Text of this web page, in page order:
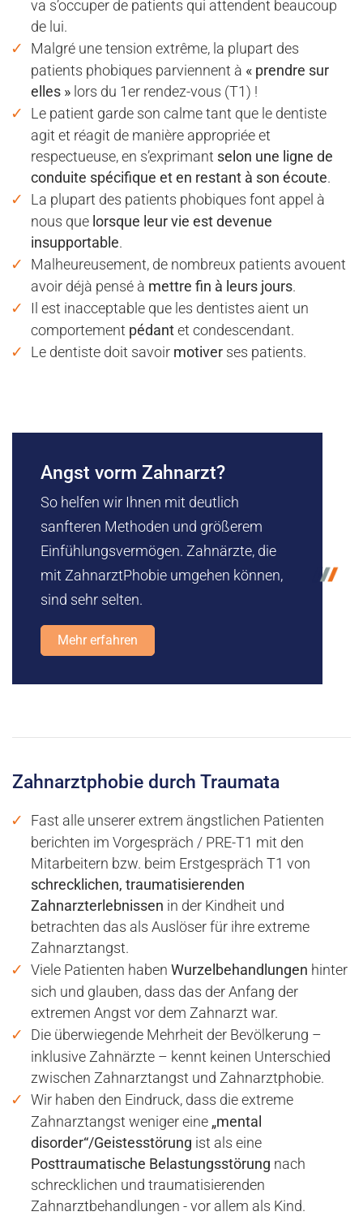
va s’occuper de patients qui attendent beaucoup
de lui.
Malgré une tension extrême, la plupart des
patients phobiques parviennent à « prendre sur
elles »lors du 1er rendez-vous (T1) !
Le patient garde son calme tant que le dentiste
agit et réagit de manière appropriée et
respectueuse, en s’exprimant selon une ligne de
conduite spécifique et en restant à son écoute.
La plupart des patients phobiques font appel à
nous quelorsque leur vie est devenue
insupportable.
Malheureusement, de nombreux patients avouent
avoir déjà pensé à mettre fin à leurs jours.
Il est inacceptable que les dentistes aient un
comportement pédantet condescendant.
Le dentiste doit savoir motiverses patients.
Angst vorm Zahnarzt?
So helfen wir Ihnen mit deutlich
sanfteren Methoden und größerem
Einfühlungsvermögen. Zahnärzte, die
mit ZahnarztPhobie umgehen können,
sind sehr selten.
Mehr erfahren
Zahnarztphobie durch Traumata
Fast alle unserer extrem ängstlichen Patienten
berichten im Vorgespräch / PRE-T1 mit den
Mitarbeitern bzw. beim Erstgespräch T1 von
schrecklichen, traumatisierenden
Zahnarzterlebnissen in der Kindheit und
betrachten das als Auslöser für ihre extreme
Zahnarztangst.
Viele Patienten haben Wurzelbehandlungen hinter
sich und glauben, dass das der Anfang der
extremen Angst vor dem Zahnarzt war.
Die überwiegende Mehrheit der Bevölkerung –
inklusive Zahnärzte – kennt keinen Unterschied
zwischen Zahnarztangst und Zahnarztphobie.
Wir haben den Eindruck, dass die extreme
Zahnarztangst weniger eine „mental
disorder“/Geistesstörung ist als eine
Posttraumatische Belastungsstörung nach
schrecklichen und traumatisierenden
Zahnarztbehandlungen - vor allem als Kind.